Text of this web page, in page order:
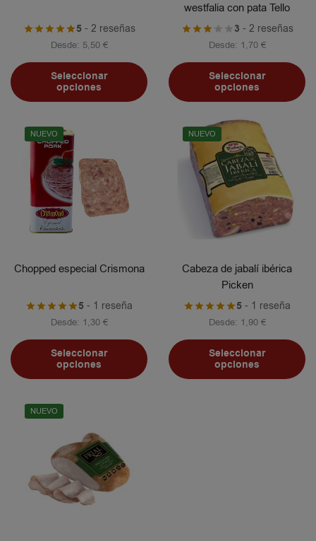
5- 2 reseñas
Desde: 5,50 €
Seleccionar
opciones
westfalia con pata Tello
3 - 2 reseñas
Desde: 1,70 €
Seleccionar
opciones
NUEVO
Chopped especial Crismona
5 - 1 reseña
Desde: 1,30 €
Seleccionar
opciones
NUEVO
Cabeza de jabalí ibérica
Picken
5 - 1 reseña
Desde: 1,90 €
Seleccionar
opciones
NUEVO